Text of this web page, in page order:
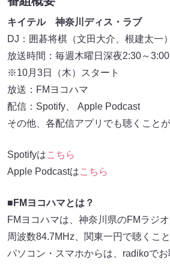
キイテル 神奈川ディス・ラブ
DJ：囲碁将棋（文田大介、根建太一）
放送時間：毎週木曜日深夜2:30～
※10月3日（木）スタート
放送：FMヨコハマ
配信：Spotify、 Apple Podcast
その他、各配信アプリでも聴くことが
Spotifyはこちら
Apple Podcastはこちら
■FMヨコハマとは？
FMヨコハマは、神奈川県のFMラジオ
周波数84.7MHz、関東一円で聴くこと
パソコン・スマホからは、radikoでお